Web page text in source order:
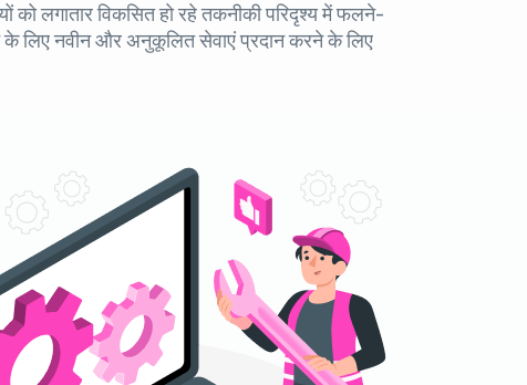
को लगातार विकसित हो रहे तकनीकी परिदृश्य में फलने-
लिए नवीन और अनुकूलित सेवाएं प्रदान करने के लिए